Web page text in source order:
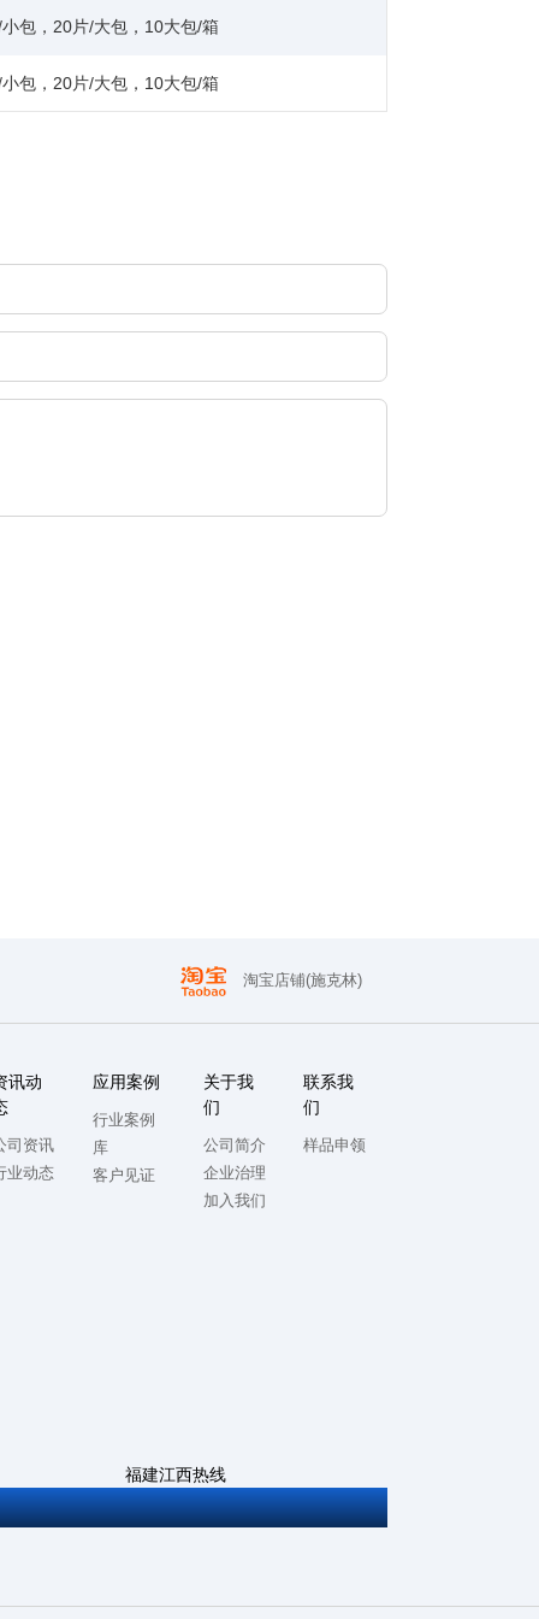
包，20片/大包，10大包/箱
包，20片/大包，10大包/箱
淘宝店铺(施克林)
讯动
司资讯
业动态
应用案例
行业案例
库
客户见证
关于我
们
公司简介
企业治理
加入我们
联系我
们
样品申领
福建江西热线
0592-5714982